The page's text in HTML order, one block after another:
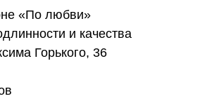
«По любви»
и качества
Горького, 36